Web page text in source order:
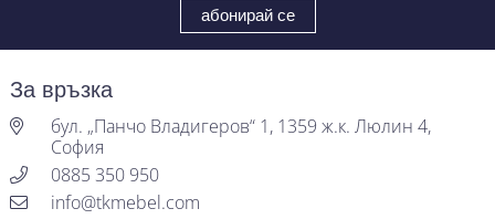
За връзка
бул. „Панчо Владигеров“ 1, 1359 ж.к. Люлин 4,
София
0885 350 950
info@tkmebel.com